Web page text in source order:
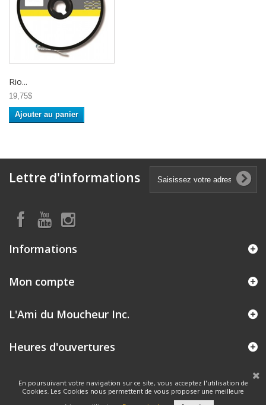
Rio...
19,75$
Ajouter au panier
Lettre d'informations
Informations
Mon compte
L'Ami du Moucheur Inc.
Heures d'ouvertures
En poursuivant votre navigation sur ce site, vous acceptez l'utilisation de
Cookies. Les Cookies nous permettent de vous proposer une meilleure